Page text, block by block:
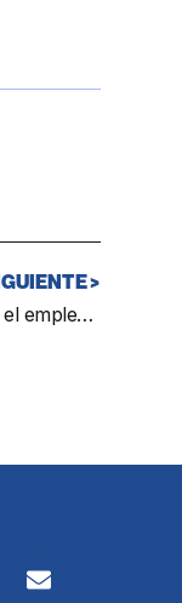
>
Las medidas del Gobierno de España están dando resultados positivos en el empleo juvenil